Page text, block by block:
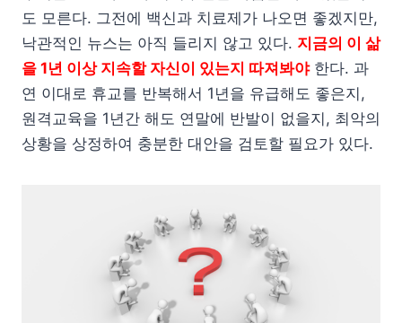
도 모른다. 그전에 백신과 치료제가 나오면 좋겠지만,
낙관적인 뉴스는 아직 들리지 않고 있다. 지금의 이 삶
을 1년 이상 지속할 자신이 있는지 따져봐야한다. 과
연 이대로 휴교를 반복해서 1년을 유급해도 좋은지,
원격교육을 1년간 해도 연말에 반발이 없을지, 최악의
상황을 상정하여 충분한 대안을 검토할 필요가 있다.